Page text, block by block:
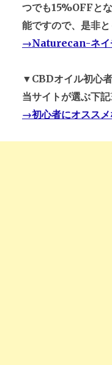
つでも15%OFFと
能ですので、是非と
→Naturecan-ネイ
▼CBDオイル初心
当サイトが選ぶ下記
→初心者にオスス